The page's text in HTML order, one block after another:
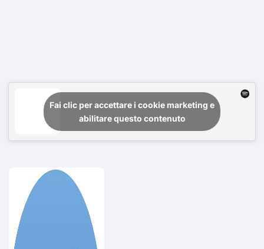
Fai clic per accettare i cookie marketing e
abilitare questo contenuto